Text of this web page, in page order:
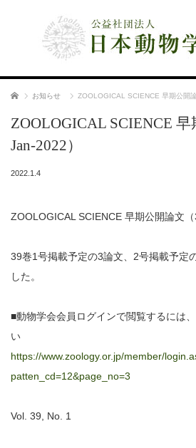
ホーム お知らせ ZOOLOGICAL SCIENCE 早期公開
ZOOLOGICAL SCIENCE
Jan-2022）
2022.1.4
ZOOLOGICAL SCIENCE 早期公開論文（
39巻1号掲載予定の3論文、2号掲載予定
した。
■動物学会会員ログインで閲覧するには
い
https://www.zoology.or.jp/member/
patten_cd=12&page_no=3
Vol. 39, No. 1